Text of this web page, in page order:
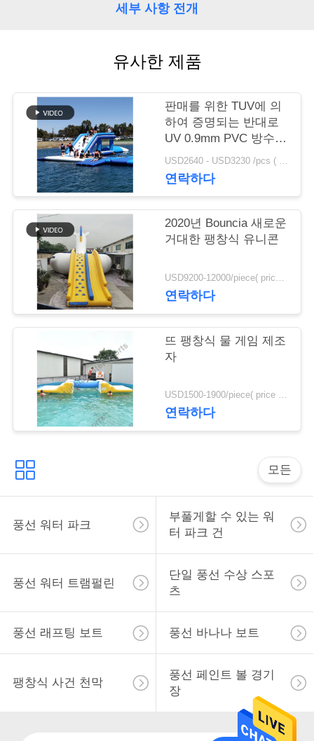
품
요
문
을
요
구
하
세
사
이
세부 사항 전개
유사한 제품
판매를 위한 TUV에 의
하여 증명되는 반대로
UV 0.9mm PVC 방수포
팽창식 물 뛰어오르는
베개
USD2640 - USD3230 /pcs ( price just for reference, detailed prices need to be confirmed） MOQ:1PC
연락하다
2020년 Bouncia 새로운
거대한 팽창식 유니콘
USD9200-12000/piece( price just for reference, detailed prices need to be confirmed) MOQ:1PC
연락하다
뜨 팽창식 물 게임 제조
자
USD1500-1900/piece( price just for reference, detailed prices need to be confirmed) MOQ:1PC
연락하다
모든
풍선 워터 파크
부풀게할 수 있는 워
터 파크 건
풍선 워터 트램펄린
단일 풍선 수상 스포
츠
풍선 래프팅 보트 풍선 바나나 보트
팽창식 사건 천막
풍선 페인트 볼 경기
장